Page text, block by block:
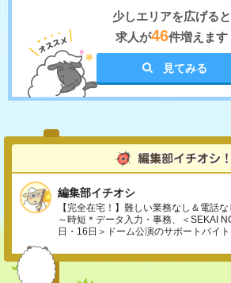
少しエリアを広げると
求人が46件増えます
見てみる
編集部イチオシ
【完全在宅！】難しい業務なし＆電話
～時短＊データ入力・事務、＜SEKAI
日・16日＞ドーム公演のサポートバイ